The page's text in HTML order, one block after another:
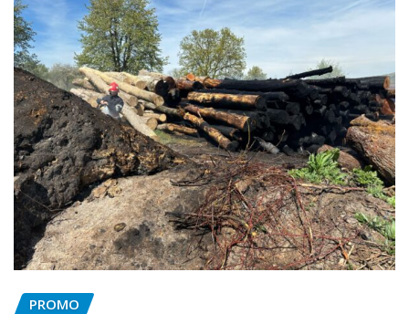
PROMO